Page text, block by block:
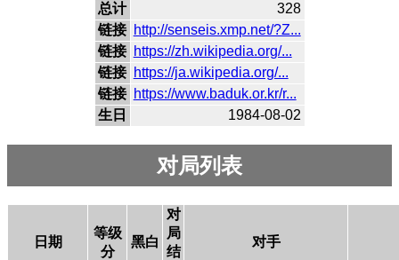
总计
328
链接 http://senseis.xmp.net/?Z...
链接 https://zh.wikipedia.org/...
链接 https://ja.wikipedia.org/...
链接 https://www.baduk.or.kr/r...
生日
1984-08-02
对局列表
日期
等级
分
黑白
对
局
结
对手